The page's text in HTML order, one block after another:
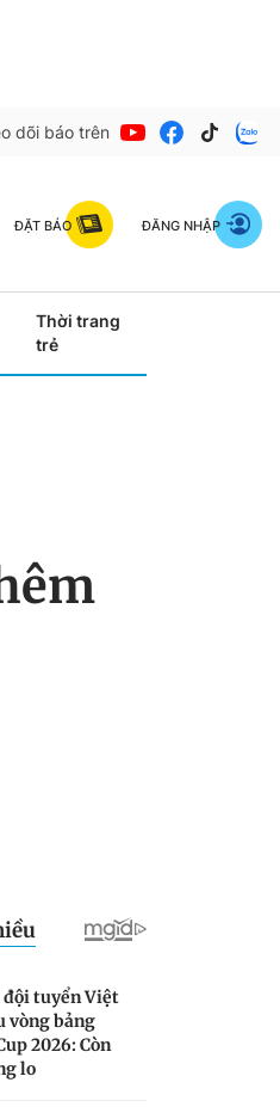
dõi báo trên
ĐẶT BÁO ĐĂNG NHẬP
Thời trang
trẻ